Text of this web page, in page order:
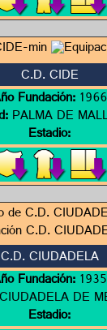
C.D. CIDE
Fundación:1966
PALMA DE
Estadio:
C.D. CIUDADELA
Fundación:1935
CIUDADELA DE
Estadio: